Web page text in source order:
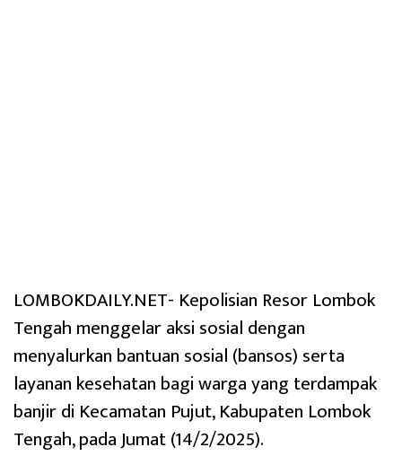
LOMBOKDAILY.NET- Kepolisian Resor Lombok
Tengah menggelar aksi sosial dengan
menyalurkan bantuan sosial (bansos) serta
layanan kesehatan bagi warga yang terdampak
banjir di Kecamatan Pujut, Kabupaten Lombok
Tengah, pada Jumat (14/2/2025).